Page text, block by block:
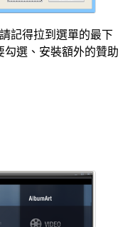
記得拉到選單的最下
勾選、安裝額外的贊助